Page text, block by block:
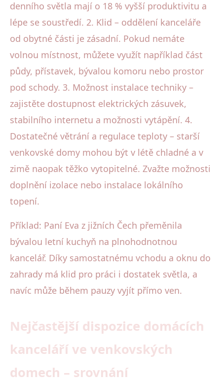
denního světla mají o 18 % vyšší produktivitu a
lépe se soustředí. 2. Klid – oddělení kanceláře
od obytné části je zásadní. Pokud nemáte
volnou místnost, můžete využít například část
půdy, přístavek, bývalou komoru nebo prostor
pod schody. 3. Možnost instalace techniky –
zajistěte dostupnost elektrických zásuvek,
stabilního internetu a možnosti vytápění. 4.
Dostatečné větrání a regulace teploty – starší
venkovské domy mohou být v létě chladné a v
zimě naopak těžko vytopitelné. Zvažte možnosti
doplnění izolace nebo instalace lokálního
topení.
Příklad: Paní Eva z jižních Čech přeměnila
bývalou letní kuchyň na plnohodnotnou
kancelář. Díky samostatnému vchodu a oknu do
zahrady má klid pro práci i dostatek světla, a
navíc může během pauzy vyjít přímo ven.
Nejčastější dispozice domácích
kanceláří ve venkovských
domech – srovnání